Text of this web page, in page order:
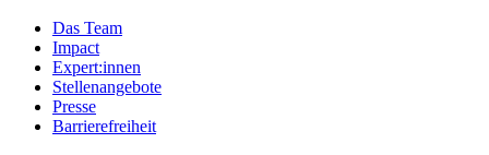
Das Team
Impact
Expert:innen
Stellenangebote
Presse
Barrierefreiheit